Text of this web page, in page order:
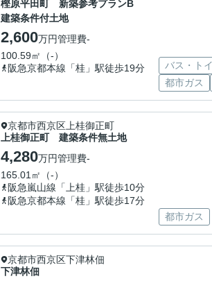
樫原平田町 新築参考プランB
建築条件付土地
2,600万円管理費-
100.59㎡（-）
阪急京都本線「桂」駅徒歩19分
バス・ト
都市ガス
京都市西京区上桂御正町
上桂御正町 建築条件無土地
4,280万円管理費-
165.01㎡（-）
阪急嵐山線「上桂」駅徒歩10分
阪急京都本線「桂」駅徒歩17分
都市ガス
京都市西京区下津林佃
下津林佃